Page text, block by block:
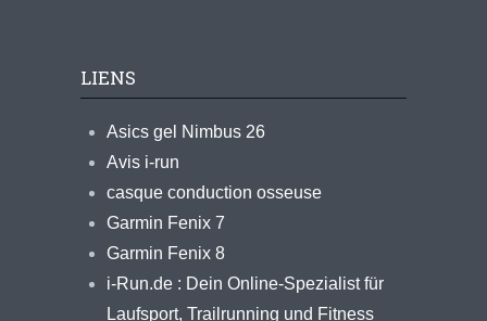
LIENS
Asics gel Nimbus 26
Avis i-run
casque conduction osseuse
Garmin Fenix 7
Garmin Fenix 8
i-Run.de : Dein Online-Spezialist für
Laufsport, Trailrunning und Fitness